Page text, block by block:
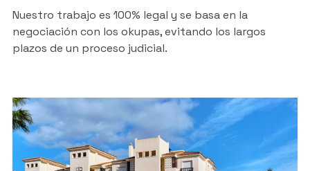
Nuestro trabajo es 100% legal y se basa en la
negociación con los okupas, evitando los largos
plazos de un proceso judicial.